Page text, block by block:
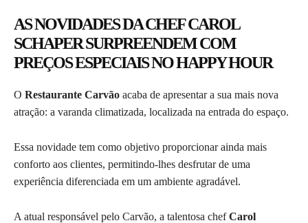
AS NOVIDADES DA CHEF CAROL
SCHAPER SURPREENDEM COM
PREÇOS ESPECIAIS NO HAPPY HOUR
O Restaurante Carvão acaba de apresentar a sua mais nova
atração: a varanda climatizada, localizada na entrada do espaço.
Essa novidade tem como objetivo proporcionar ainda mais
conforto aos clientes, permitindo-lhes desfrutar de uma
experiência diferenciada em um ambiente agradável.
A atual responsável pelo Carvão, a talentosa chefCarol